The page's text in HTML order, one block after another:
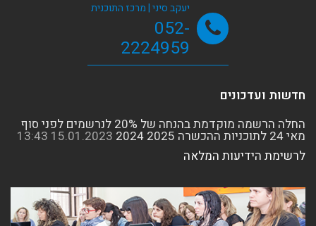
יעקב סיני | מרכז התוכנית
052-
2224959
חדשות ועדכונים
החלה הרשמה מוקדמת בהנחה של 20% לנרשמים לפני סוף
מאי 24 לתוכניות ההכשרה 2025 2024 15.01.2023
13:43
לרשימת הידיעות המלאה